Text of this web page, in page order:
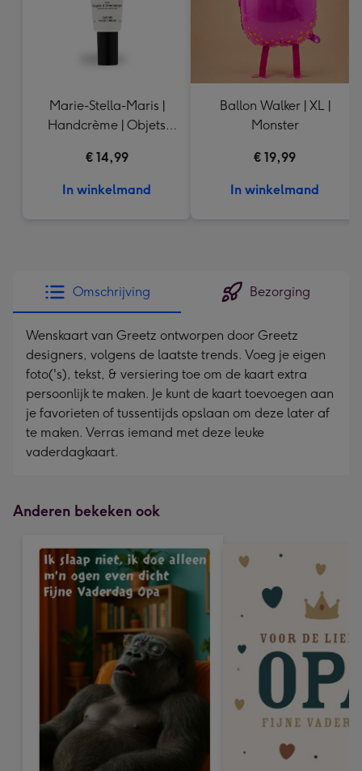
Marie-Stella-Maris |
Handcrème | Objets
€ 14,99
In winkelmand
Ballon Walker | XL |
Monster
€ 19,99
In winkelmand
Omschrijving Bezorging
Wenskaart van Greetz ontworpen door Greetz
designers, volgens de laatste trends. Voeg je eigen
foto('s), tekst, & versiering toe om de kaart extra
persoonlijk te maken. Je kunt de kaart toevoegen aan
je favorieten of tussentijds opslaan om deze later af
te maken. Verras iemand met deze leuke
vaderdagkaart.
Anderen bekeken ook